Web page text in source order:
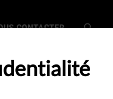
CONTACTER